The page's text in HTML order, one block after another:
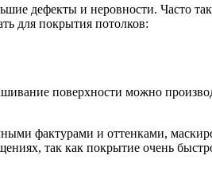
дефекты и неровности. Часто
для покрытия потолков:
поверхности можно
фактурами и оттенками,
так как покрытие очень